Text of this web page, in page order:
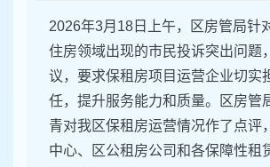
2026年3月18日上午，区房管局针
住房领域出现的市民投诉突出问题
议，要求保租房项目运营企业切实
任，提升服务能力和质量。区房管
青对我区保租房运营情况作了点评
中心、区公租房公司和各保障性租